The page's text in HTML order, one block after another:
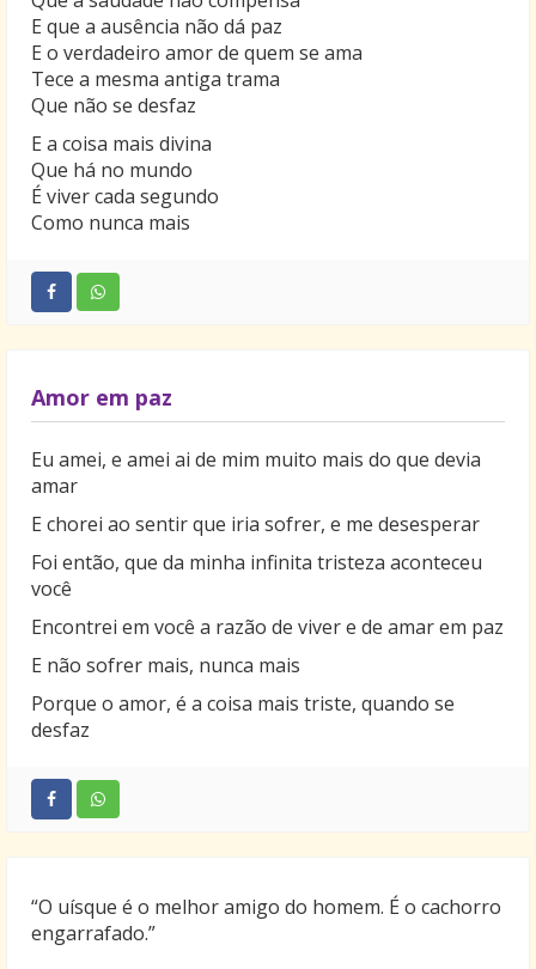
E que a ausência não dá paz
E o verdadeiro amor de quem se ama
Tece a mesma antiga trama
Que não se desfaz
E a coisa mais divina
Que há no mundo
É viver cada segundo
Como nunca mais
Amor em paz
Eu amei, e amei ai de mim muito mais do que devia
amar
E chorei ao sentir que iria sofrer, e me desesperar
Foi então, que da minha infinita tristeza aconteceu
você
Encontrei em você a razão de viver e de amar em paz
E não sofrer mais, nunca mais
Porque o amor, é a coisa mais triste, quando se
desfaz
“O uísque é o melhor amigo do homem. É o cachorro
engarrafado.”